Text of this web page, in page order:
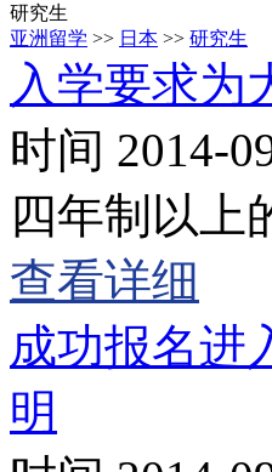
研究生
亚洲留学 >> 日本 >> 研究生
入学要求为
时间 2014-
四年制以上
查看详细
成功报名进
明